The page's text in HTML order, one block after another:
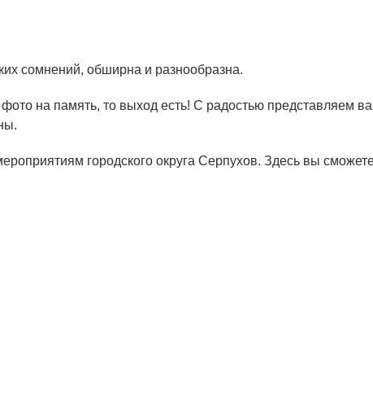
сомнений, обширна и разнообразна.
на память, то выход есть! С радостью представляем
городского округа Серпухов. Здесь вы